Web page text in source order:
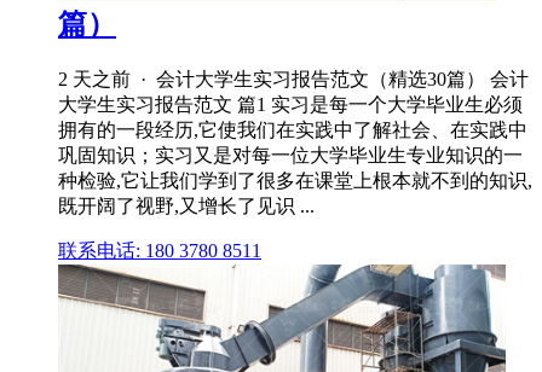
篇）
2 天之前 · 会计大学生实习报告范文（精选30篇） 会计
大学生实习报告范文 篇1 实习是每一个大学毕业生必须
拥有的一段经历,它使我们在实践中了解社会、在实践中
巩固知识；实习又是对每一位大学毕业生专业知识的一
种检验,它让我们学到了很多在课堂上根本就不到的知识,
既开阔了视野,又增长了见识 ...
联系电话: 180 3780 8511